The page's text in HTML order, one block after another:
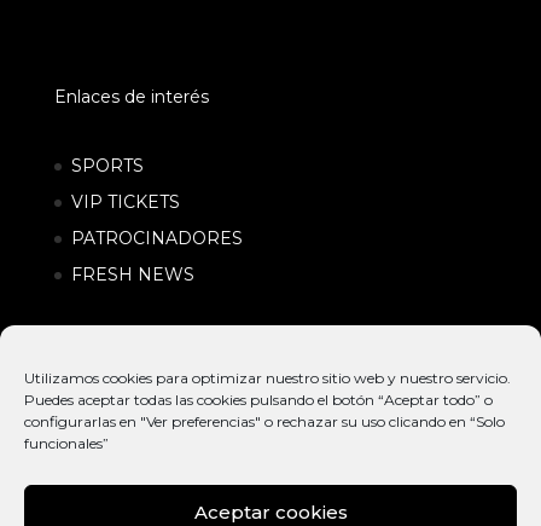
Utilizamos cookies para optimizar nuestro sitio web y nuestro servicio.
Puedes aceptar todas las cookies pulsando el botón “Aceptar todo” o
configurarlas en "Ver preferencias" o rechazar su uso clicando en “Solo
funcionales”
Aceptar cookies
Enlaces de interés
SPORTS
VIP TICKETS
PATROCINADORES
FRESH NEWS